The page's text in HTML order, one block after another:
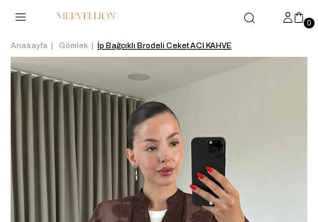
0
Anasayfa Gömlek İp Bağcıklı Brodeli Ceket ACI KAHVE